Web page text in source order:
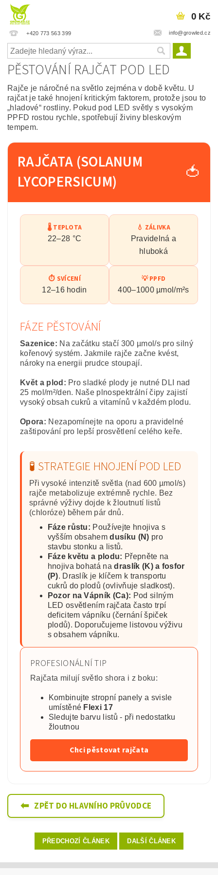
+420 773 563 399 info@growled.cz
0 Kč
PĚSTOVÁNÍ RAJČAT POD LED
Rajče je náročné na světlo zejména v době květu. U
rajčat je také hnojení kritickým faktorem, protože jsou to
„hladové“ rostliny. Pokud pod LED světly s vysokým
PPFD rostou rychle, spotřebují živiny bleskovým
tempem.
RAJČATA (SOLANUM
LYCOPERSICUM)
🍅
🌡️ TEPLOTA
22–28 °C
💧 ZÁLIVKA
Pravidelná a
hluboká
⏱️ SVÍCENÍ
12–16 hodin
💡 PPFD
400–1000 µmol/m²s
FÁZE PĚSTOVÁNÍ
Sazenice: Na začátku stačí 300 µmol/s pro silný
kořenový systém. Jakmile rajče začne kvést,
nároky na energii prudce stoupají.
Květ a plod: Pro sladké plody je nutné DLI nad
25 mol/m²/den. Naše plnospektrální čipy zajistí
vysoký obsah cukrů a vitamínů v každém plodu.
Opora: Nezapomínejte na oporu a pravidelné
zaštipování pro lepší prosvětlení celého keře.
🧪 STRATEGIE HNOJENÍ POD LED
Při vysoké intenzitě světla (nad 600 µmol/s)
rajče metabolizuje extrémně rychle. Bez
správné výživy dojde k žloutnutí listů
(chloróze) během pár dnů.
Fáze růstu: Používejte hnojiva s
vyšším obsahemdusíku (N) pro
stavbu stonku a listů.
Fáze květu a plodu: Přepněte na
hnojiva bohatá nadraslík (K) a fosfor
(P). Draslík je klíčem k transportu
cukrů do plodů (ovlivňuje sladkost).
Pozor na Vápník (Ca): Pod silným
LED osvětlením rajčata často trpí
deficitem vápníku (černání špiček
plodů). Doporučujeme listovou výživu
s obsahem vápníku.
PROFESIONÁLNÍ TIP
Rajčata milují světlo shora i z boku:
Kombinujte stropní panely a svisle
umístěné Flexi 17
Sledujte barvu listů - při nedostatku
žloutnou
Chci pěstovat rajčata
⬅ ZPĚT DO HLAVNÍHO PRŮVODCE
PŘEDCHOZÍ ČLÁNEK DALŠÍ ČLÁNEK